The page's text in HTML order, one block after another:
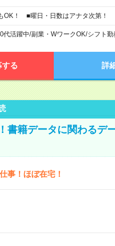
！ ■曜日・日数はアナタ次第！
代活躍中/副業・WワークOK/シフト勤
する 詳
書籍データに関わるデ
事！ほぼ在宅！